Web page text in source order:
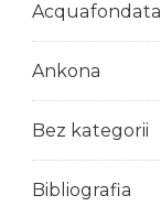
Acquafondata
Ankona
Bez kategorii
Bibliografia